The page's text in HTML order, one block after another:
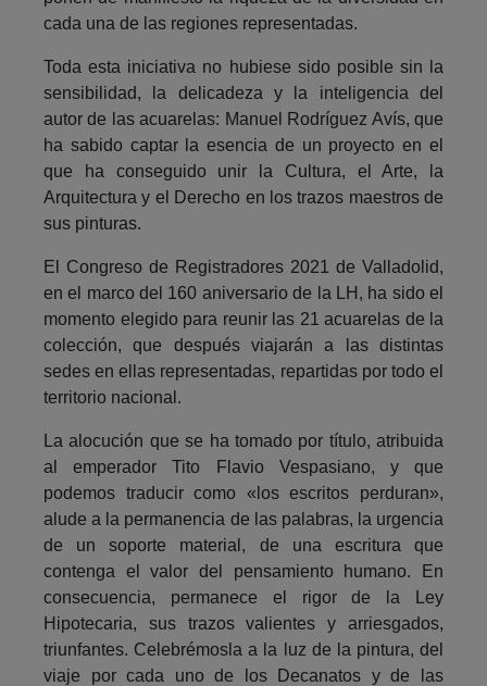
cada una de las regiones representadas.
Toda esta iniciativa no hubiese sido posible sin la
sensibilidad, la delicadeza y la inteligencia del
autor de las acuarelas: Manuel Rodríguez Avís, que
ha sabido captar la esencia de un proyecto en el
que ha conseguido unir la Cultura, el Arte, la
Arquitectura y el Derecho en los trazos maestros de
sus pinturas.
El Congreso de Registradores 2021 de Valladolid,
en el marco del 160 aniversario de la LH, ha sido el
momento elegido para reunir las 21 acuarelas de la
colección, que después viajarán a las distintas
sedes en ellas representadas, repartidas por todo el
territorio nacional.
La alocución que se ha tomado por título, atribuida
al emperador Tito Flavio Vespasiano, y que
podemos traducir como «los escritos perduran»,
alude a la permanencia de las palabras, la urgencia
de un soporte material, de una escritura que
contenga el valor del pensamiento humano. En
consecuencia, permanece el rigor de la Ley
Hipotecaria, sus trazos valientes y arriesgados,
triunfantes. Celebrémosla a la luz de la pintura, del
viaje por cada uno de los Decanatos y de las